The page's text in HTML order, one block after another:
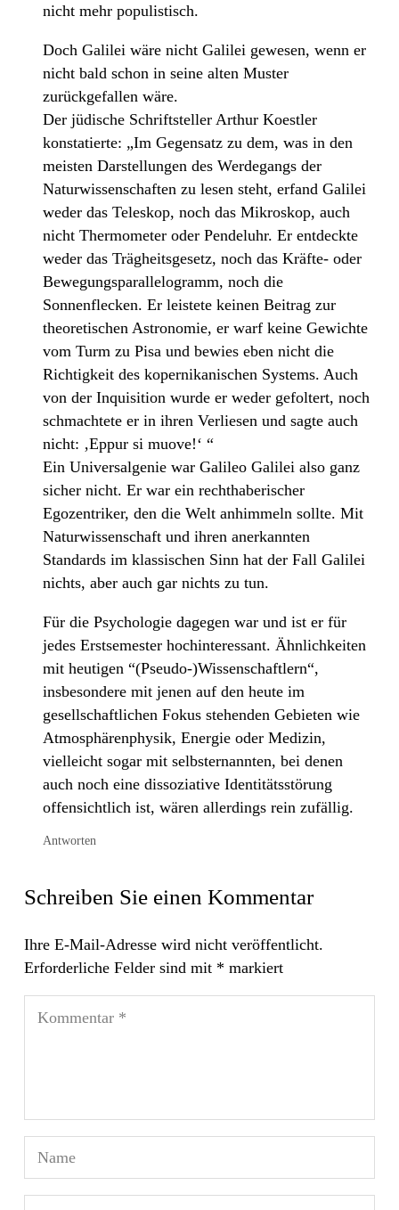
nicht mehr populistisch.
Doch Galilei wäre nicht Galilei gewesen, wenn er
nicht bald schon in seine alten Muster
zurückgefallen wäre.
Der jüdische Schriftsteller Arthur Koestler
konstatierte: „Im Gegensatz zu dem, was in den
meisten Darstellungen des Werdegangs der
Naturwissenschaften zu lesen steht, erfand Galilei
weder das Teleskop, noch das Mikroskop, auch
nicht Thermometer oder Pendeluhr. Er entdeckte
weder das Trägheitsgesetz, noch das Kräfte- oder
Bewegungsparallelogramm, noch die
Sonnenflecken. Er leistete keinen Beitrag zur
theoretischen Astronomie, er warf keine Gewichte
vom Turm zu Pisa und bewies eben nicht die
Richtigkeit des kopernikanischen Systems. Auch
von der Inquisition wurde er weder gefoltert, noch
schmachtete er in ihren Verliesen und sagte auch
nicht: ‚Eppur si muove!‘ “
Ein Universalgenie war Galileo Galilei also ganz
sicher nicht. Er war ein rechthaberischer
Egozentriker, den die Welt anhimmeln sollte. Mit
Naturwissenschaft und ihren anerkannten
Standards im klassischen Sinn hat der Fall Galilei
nichts, aber auch gar nichts zu tun.
Für die Psychologie dagegen war und ist er für
jedes Erstsemester hochinteressant. Ähnlichkeiten
mit heutigen “(Pseudo-)Wissenschaftlern“,
insbesondere mit jenen auf den heute im
gesellschaftlichen Fokus stehenden Gebieten wie
Atmosphärenphysik, Energie oder Medizin,
vielleicht sogar mit selbsternannten, bei denen
auch noch eine dissoziative Identitätsstörung
offensichtlich ist, wären allerdings rein zufällig.
Antworten
Schreiben Sie einen Kommentar
Ihre E-Mail-Adresse wird nicht veröffentlicht.
Erforderliche Felder sind mit * markiert